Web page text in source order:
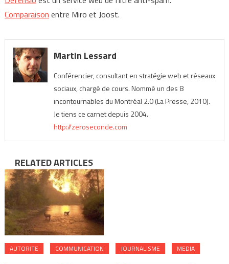
Comparaison entre Miro et Joost.
Martin Lessard
Conférencier, consultant en stratégie web et réseaux
sociaux, chargé de cours. Nommé un des 8
incontournables du Montréal 2.0 (La Presse, 2010).
Je tiens ce carnet depuis 2004.
http://zeroseconde.com
RELATED ARTICLES
AUTORITE COMMUNICATION JOURNALISME MEDIA